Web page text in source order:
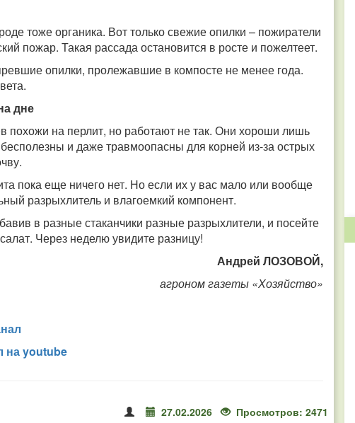
тоже органика. Вот только свежие опилки – пожиратели
пожар. Такая рассада остановится в росте и пожелтеет.
опилки, пролежавшие в компосте не менее года.
дне
похожи на перлит, но работают не так. Они хороши лишь
и даже травмоопасны для корней из-за острых
пока еще ничего нет. Но если их у вас мало или вообще
разрыхлитель и влагоемкий компонент.
в разные стаканчики разные разрыхлители, и посейте
Через неделю увидите разницу!
Андрей ЛОЗОВОЙ,
агроном газеты «Хозяйство»
на youtube
27.02.2026 Просмотров: 2471